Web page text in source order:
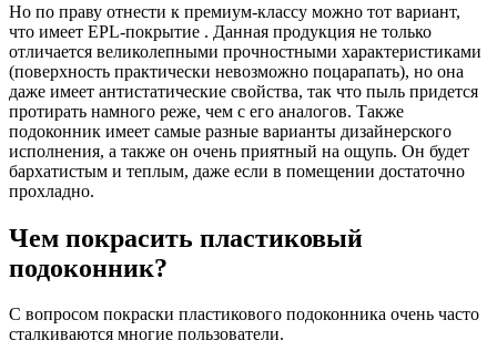
Но по праву отнести к премиум-классу можно тот вариант,
что имеет ЕPL-покрытие . Данная продукция не только
отличается великолепными прочностными характеристиками
(поверхность практически невозможно поцарапать), но она
даже имеет антистатические свойства, так что пыль придется
протирать намного реже, чем с его аналогов. Также
подоконник имеет самые разные варианты дизайнерского
исполнения, а также он очень приятный на ощупь. Он будет
бархатистым и теплым, даже если в помещении достаточно
прохладно.
Чем покрасить пластиковый
подоконник?
С вопросом покраски пластикового подоконника очень часто
сталкиваются многие пользователи.